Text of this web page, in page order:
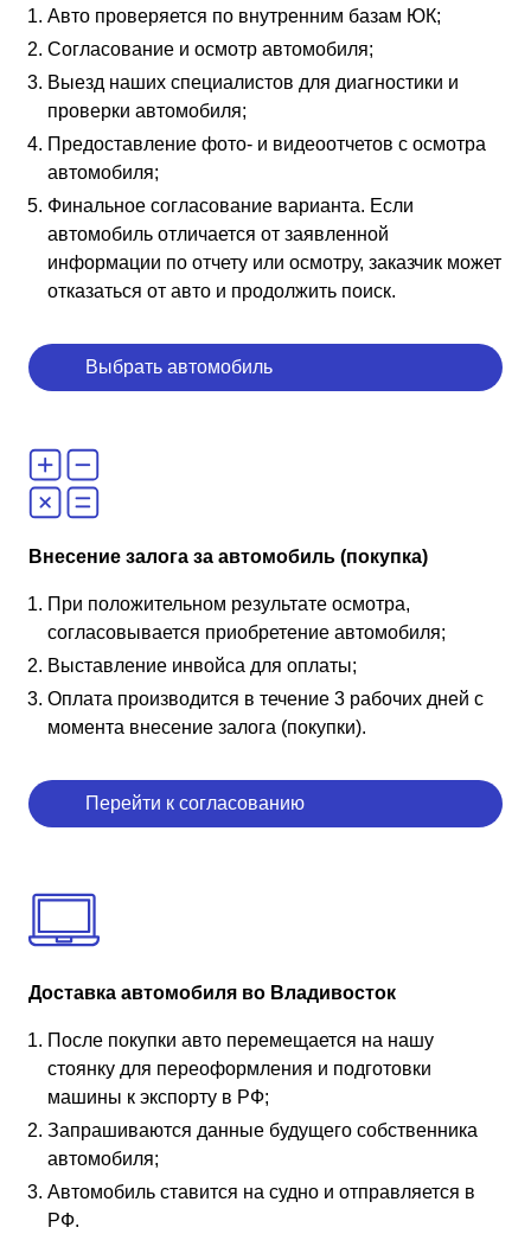
Авто проверяется по внутренним базам ЮК;
Согласование и осмотр автомобиля;
Выезд наших специалистов для диагностики и
проверки автомобиля;
Предоставление фото- и видеоотчетов с осмотра
автомобиля;
Финальное согласование варианта. Если
автомобиль отличается от заявленной
информации по отчету или осмотру, заказчик может
отказаться от авто и продолжить поиск.
Выбрать автомобиль
Внесение залога за автомобиль (покупка)
При положительном результате осмотра,
согласовывается приобретение автомобиля;
Выставление инвойса для оплаты;
Оплата производится в течение 3 рабочих дней с
момента внесение залога (покупки).
Перейти к согласованию
Доставка автомобиля во Владивосток
После покупки авто перемещается на нашу
стоянку для переоформления и подготовки
машины к экспорту в РФ;
Запрашиваются данные будущего собственника
автомобиля;
Автомобиль ставится на судно и отправляется в
РФ.